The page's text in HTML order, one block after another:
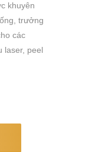
khuyên
trưởng
các
laser, peel